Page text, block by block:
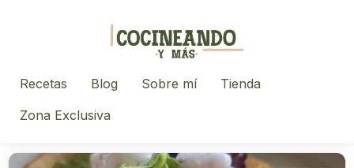
Recetas Blog Sobre mí
Tienda
Zona Exclusiva